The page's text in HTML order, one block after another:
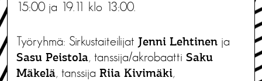
15:00 ja 19.11 klo 13:00.
Työryhmä: Sirkustaiteilijat Jenni Lehtinen ja
Sasu Peistola, tanssija/akrobaatti Saku
Mäkelä, tanssija Riia Kivimäki,